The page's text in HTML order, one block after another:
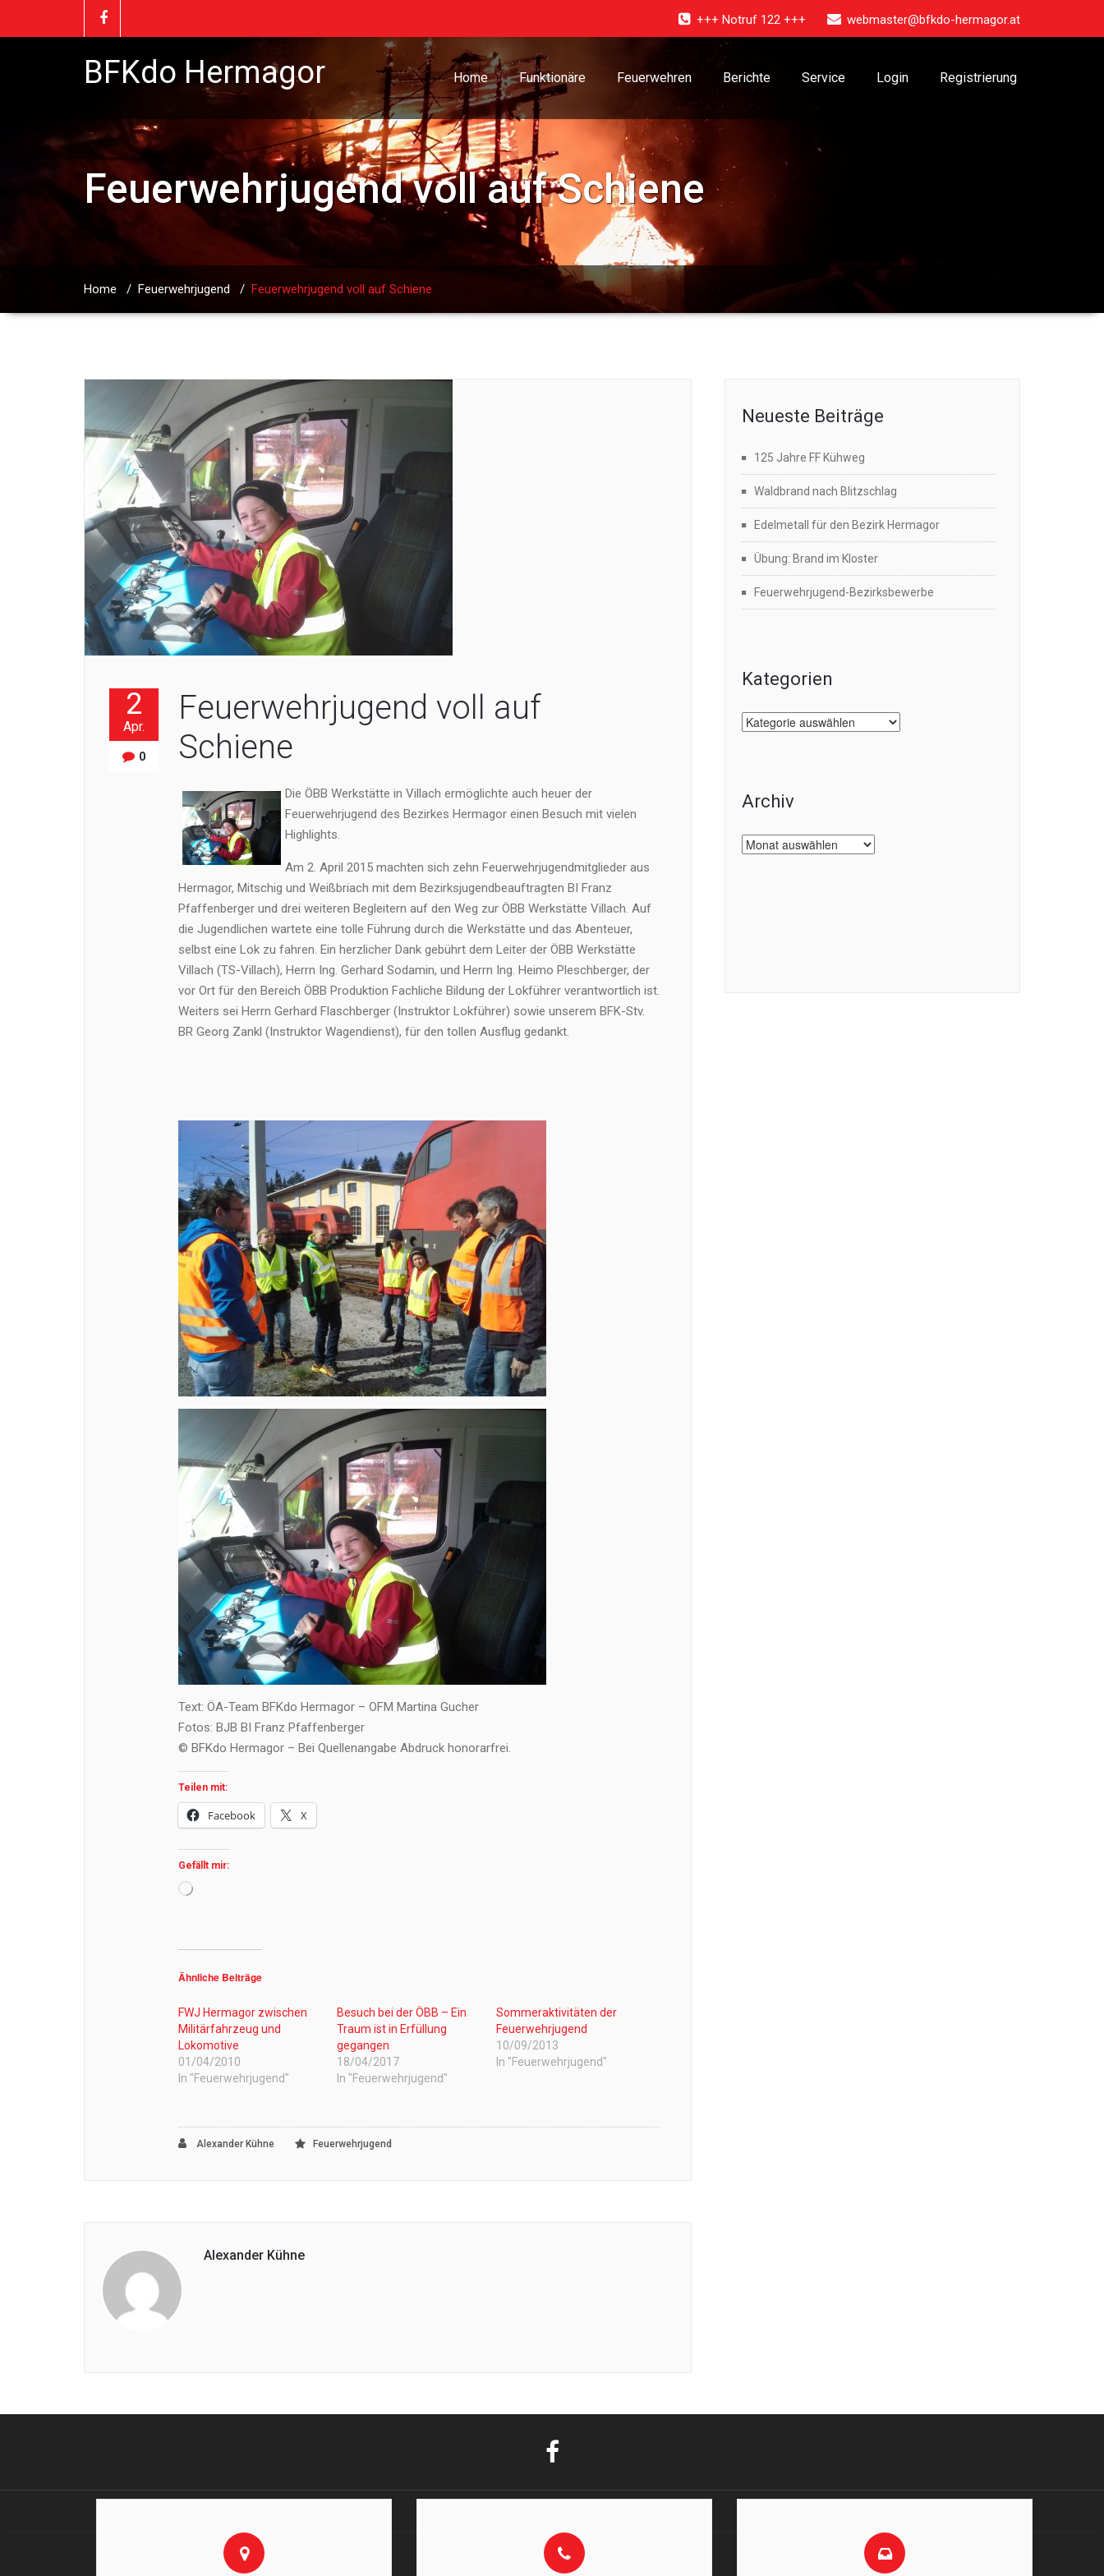
+++ Notruf 122 +++ webmaster@bfkdo-hermagor.at
BFKdo Hermagor Home Funktionäre Feuerwehren Berichte Service Login Registrierung
Feuerwehrjugend voll auf Schiene
Home / Feuerwehrjugend / Feuerwehrjugend voll auf Schiene
2
Apr.
0
Feuerwehrjugend voll auf
Schiene
Die ÖBB Werkstätte in Villach ermöglichte auch heuer der
Feuerwehrjugend des Bezirkes Hermagor einen Besuch mit vielen
Highlights.
Am 2. April 2015 machten sich zehn Feuerwehrjugendmitglieder aus
Hermagor, Mitschig und Weißbriach mit dem Bezirksjugendbeauftragten BI Franz
Pfaffenberger und drei weiteren Begleitern auf den Weg zur ÖBB Werkstätte Villach. Auf
die Jugendlichen wartete eine tolle Führung durch die Werkstätte und das Abenteuer,
selbst eine Lok zu fahren. Ein herzlicher Dank gebührt dem Leiter der ÖBB Werkstätte
Villach (TS-Villach), Herrn Ing. Gerhard Sodamin, und Herrn Ing. Heimo Pleschberger, der
vor Ort für den Bereich ÖBB Produktion Fachliche Bildung der Lokführer verantwortlich ist.
Weiters sei Herrn Gerhard Flaschberger (Instruktor Lokführer) sowie unserem BFK-Stv.
BR Georg Zankl (Instruktor Wagendienst), für den tollen Ausflug gedankt.
Text: ÖA-Team BFKdo Hermagor – OFM Martina Gucher
Fotos: BJB BI Franz Pfaffenberger
© BFKdo Hermagor – Bei Quellenangabe Abdruck honorarfrei.
Teilen mit:
Facebook X
Gefällt mir:
Wird
Ähnliche Beiträge
FWJ Hermagor zwischen
Militärfahrzeug und
Lokomotive
01/04/2010
In "Feuerwehrjugend"
Besuch bei der ÖBB – Ein
Traum ist in Erfüllung
gegangen
18/04/2017
In "Feuerwehrjugend"
Sommeraktivitäten der
Feuerwehrjugend
10/09/2013
In "Feuerwehrjugend"
Alexander Kühne Feuerwehrjugend
Alexander Kühne
Neueste Beiträge
125 Jahre FF Kühweg
Waldbrand nach Blitzschlag
Edelmetall für den Bezirk Hermagor
Übung: Brand im Kloster
Feuerwehrjugend-Bezirksbewerbe
Kategorien
Kategorien
Archiv
Archiv